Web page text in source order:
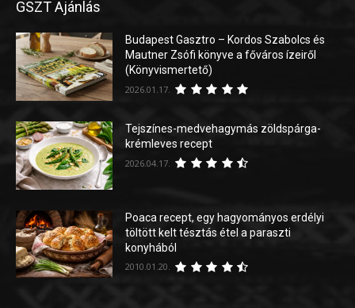
GSZT Ajánlás
Budapest Gasztro – Kordos Szabolcs és
Mautner Zsófi könyve a főváros ízeiről
(Könyvismertető)
2026.01.17.
Tejszínes-medvehagymás zöldspárga-
krémleves recept
2026.04.17.
Poaca recept, egy hagyományos erdélyi
töltött kelt tésztás étel a paraszti
konyhából
2010.01.20.